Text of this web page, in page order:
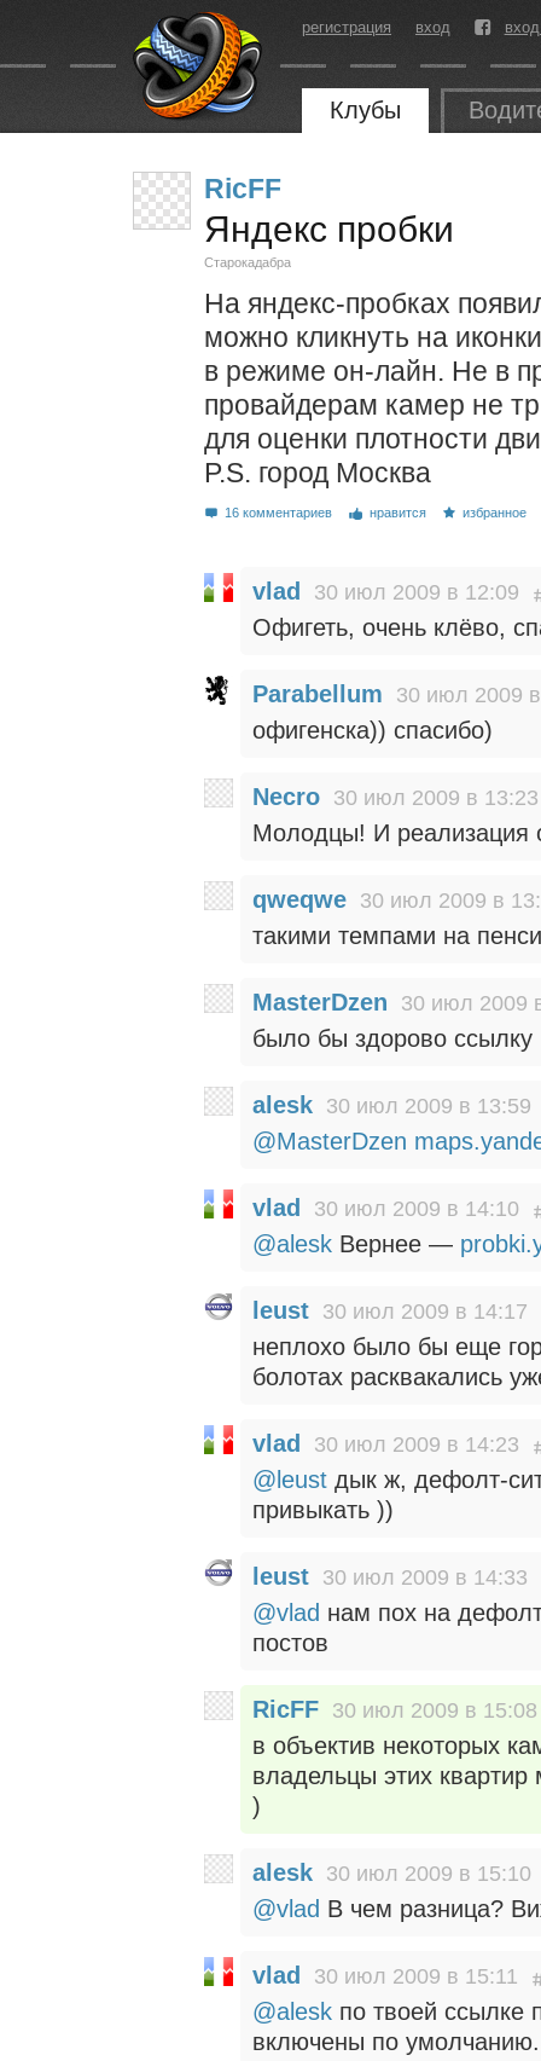
регистрация вход
Клубы
RicFF
Яндекс пробки
Старокадабра
На яндекс-пробках
можно кликнуть на
в режиме он-лайн. Не в
провайдерам камер не
для оценки плотности
P.S. город Москва
16 комментариев нравится избранное
vlad 30 июл 2009 в 12:09
Офигеть, очень клёво,
Parabellum 30 июл 2009
офигенска)) спасибо)
Necro 30 июл 2009 в 13:23
Молодцы! И реализация
qweqwe 30 июл 2009 в
такими темпами на
MasterDzen 30 июл 2009
было бы здорово
alesk 30 июл 2009 в 13:59
@MasterDzen
vlad 30 июл 2009 в 14:10
@alesk Вернее —
leust 30 июл 2009 в 14:17
неплохо было бы еще
болотах расквакались
vlad 30 июл 2009 в 14:23
@leust дык ж, дефолт-
привыкать ))
leust 30 июл 2009 в 14:33
@vlad нам пох на
постов
RicFF 30 июл 2009 в 15:08
в объектив некоторых
владельцы этих
)
alesk 30 июл 2009 в 15:10
@vlad В чем разница?
vlad 30 июл 2009 в 15:11
@alesk по твоей ссылке
включены по умолчанию.